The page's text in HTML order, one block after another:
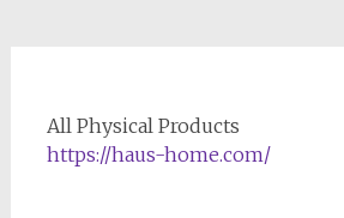
All Physical Products
https://haus-home.com/